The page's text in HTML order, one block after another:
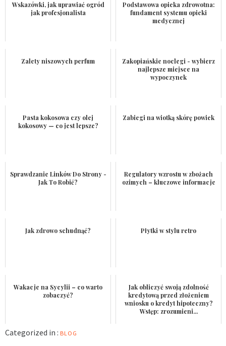
Wskazówki, jak uprawiać ogród
jak profesjonalista
Podstawowa opieka zdrowotna:
fundament systemu opieki
medycznej
Zalety niszowych perfum
Zakopiańskie noclegi - wybierz
najlepsze miejsce na
wypoczynek
Pasta kokosowa czy olej
kokosowy — co jest lepsze?
Zabiegi na wiotką skórę powiek
Sprawdzanie Linków Do Strony -
Jak To Robić?
Regulatory wzrostu w zbożach
ozimych – kluczowe informacje
Jak zdrowo schudnąć? Płytki w stylu retro
Wakacje na Sycylii – co warto
zobaczyć?
Jak obliczyć swoją zdolność
kredytową przed złożeniem
wniosku o kredyt hipoteczny?
Wstęp: zrozumieni...
Categorized in : BLOG